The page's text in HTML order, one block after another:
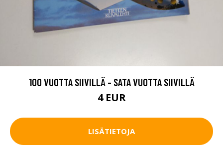
100 VUOTTA SIIVILLÄ - SATA VUOTTA SIIVILLÄ
4 EUR
LISÄTIETOJA